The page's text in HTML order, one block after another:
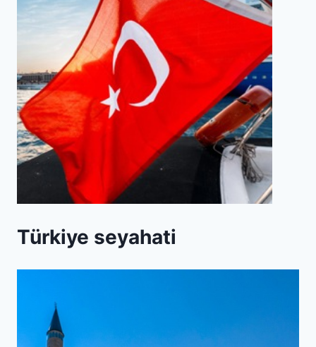
Türkiye seyahati